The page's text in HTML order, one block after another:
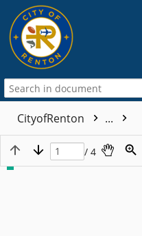
CityofRenton ...
/ 4